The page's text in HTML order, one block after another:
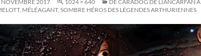
NOVEMBRE 2017 1024 × 640
DE CARADOG DE LIANCARFAN À
MÉLÉAGANT, SOMBRE HÉROS DES LÉGENDES ARTHURIENNES